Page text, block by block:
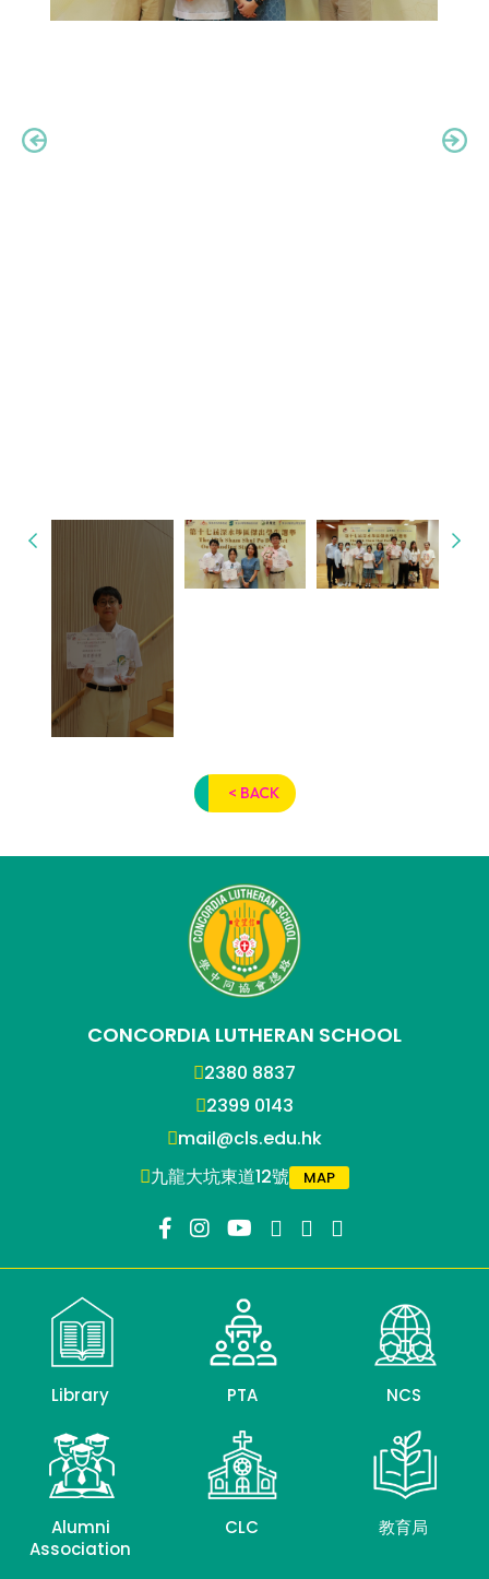
< BACK
CONCORDIA LUTHERAN SCHOOL
2380 8837
2399 0143
mail@cls.edu.hk
九龍大坑東道12號
MAP
Library PTA NCS
Alumni
Association
CLC 教育局